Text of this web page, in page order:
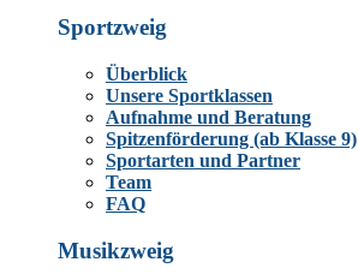
Sportzweig
Überblick
Unsere Sportklassen
Aufnahme und Beratung
Spitzenförderung (ab Klasse 9)
Sportarten und Partner
Team
FAQ
Musikzweig